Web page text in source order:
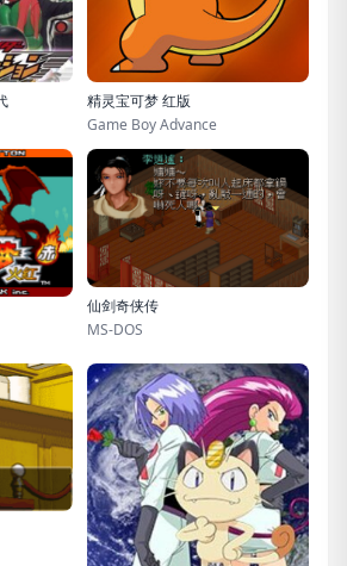
精灵宝可梦 红版
Game Boy Advance
仙剑奇侠传
MS-DOS